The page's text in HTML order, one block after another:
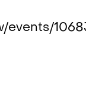
events/